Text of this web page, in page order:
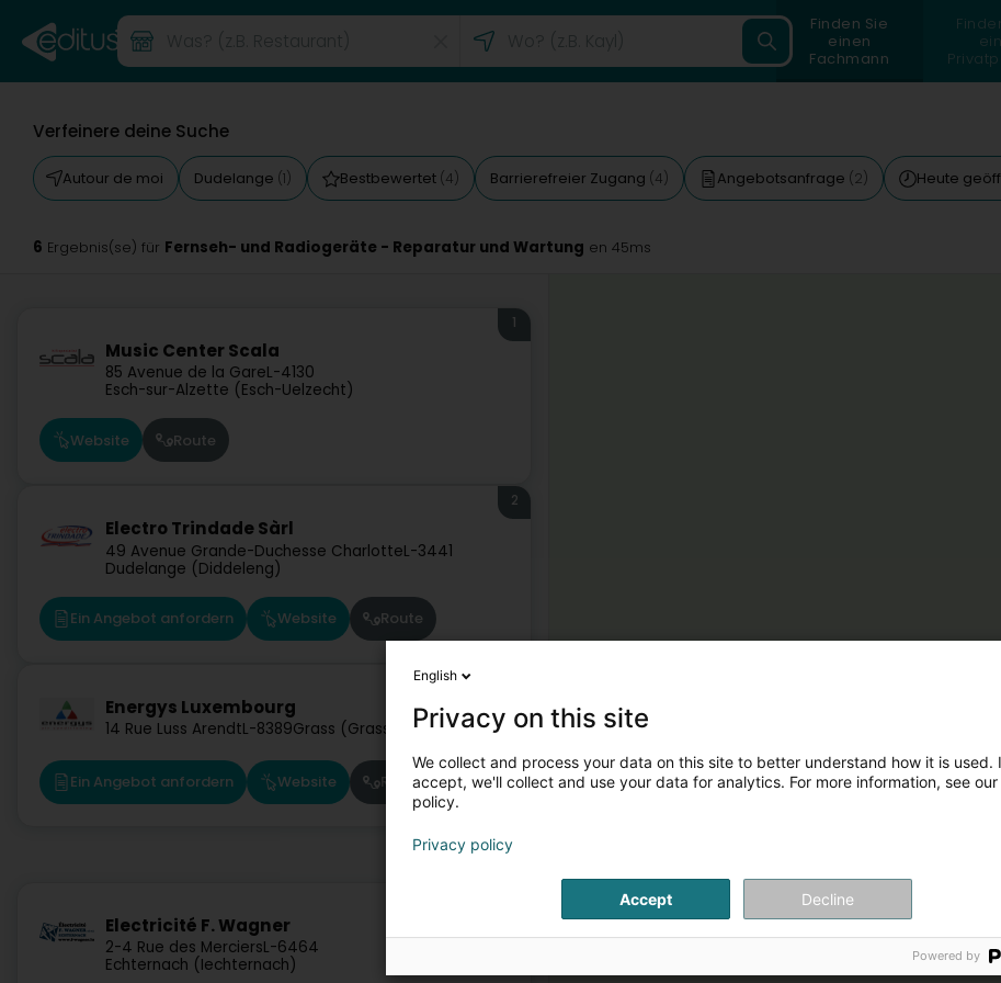
Finden Sie
einen
Fachmann
Verfeinere deine Suche
Autour de moi Dudelange (1) Bestbewertet (4) Barrierefreier Zugang (4) Angebotsanfrage (2) Heute
6 Ergebnis(se) für Fernseh- und Radiogeräte - Reparatur und Wartung en 45ms
Music Center Scala
85 Avenue de la GareL-4130
Esch-sur-Alzette (Esch-Uelzecht)
1
Website Route
Electro Trindade Sàrl
49 Avenue Grande-Duchesse CharlotteL-3441
Dudelange (Diddeleng)
2
Ein Angebot anfordern Website Route
Energys Luxembourg
14 Rue Luss ArendtL-8389Grass (Grass)
Ein Angebot anfordern Website Route
Electricité F. Wagner
2-4 Rue des MerciersL-6464
Echternach (Iechternach)
English
Privacy on this site
We collect and process your data on this site to better understand how it is used.
accept, we'll collect and use your data for analytics. For more information, see
policy.
Privacy policy
Accept Decline
Powered by